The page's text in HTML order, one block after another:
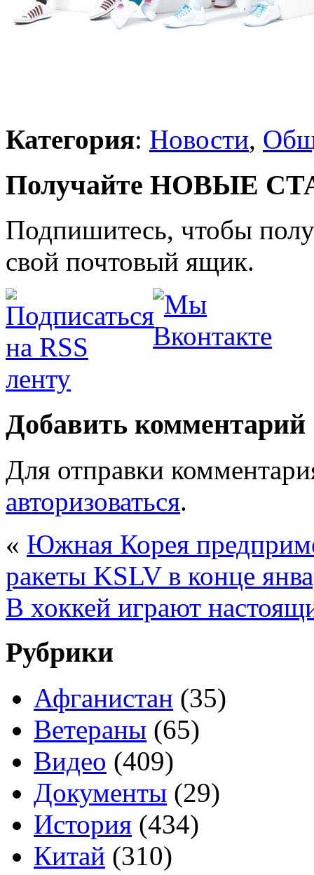
Категория: Новости,
Получайте НОВЫЕ
Подпишитесь, чтобы
свой почтовый ящик.
Добавить комментарий
Для отправки
авторизоваться.
« Южная Корея
ракеты KSLV в конце
В хоккей играют
Рубрики
Афганистан (35)
Ветераны (65)
Видео (409)
Документы (29)
История (434)
Китай (310)